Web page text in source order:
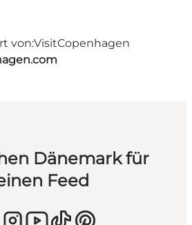
von:VisitCopenhagen
Dänemark für
Feed